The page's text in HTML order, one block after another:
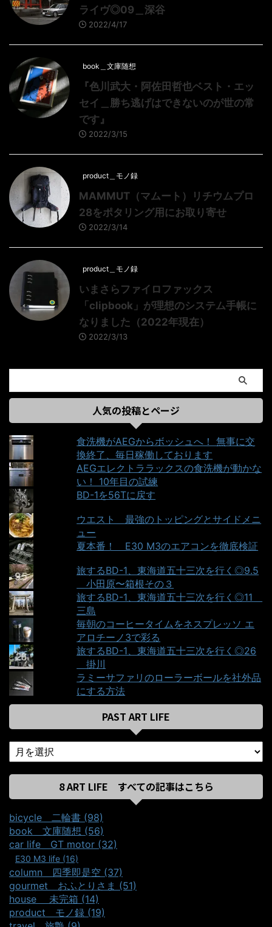
ライヴ◎09＿深谷
2022/4/17
book＿文庫随想
『色川武大・阿佐田哲也ベスト・エッ
セイ＿勝ち逃げはできないのが世の常
です』
2022/3/15
product＿モノ録
MAMMUT（マムート）リチウムプロ
28をポタリング用にお取り寄せ
2022/3/14
product＿モノ録
いまさらファイロファックス
「clipbook」が理想のシステム手帳に
なりました（2022年現在）
2022/3/13
人気の投稿とページ
食洗機がAEGからボッシュへ！ 無事に交
換終了、毎日稼働しております
AEGエレクトララックスの食洗機が動かな
い！ 10年目の試練
BD-1を56Tに戻す
ウエスト＿最強のトッピングとサイドメニ
ュー
夏本番！ E30 M3のエアコンを徹底検証
旅するBD-1、東海道五十三次を行く◎9.5
＿小田原〜箱根その３
旅するBD-1、東海道五十三次を行く◎11＿
三島
毎朝のコーヒータイムをネスプレッソ エ
アロチーノ3で彩る
旅するBD-1、東海道五十三次を行く◎26
＿掛川
ラミーサファリのローラーボールを社外品
にする方法
PAST ART LIFE
8 ART LIFE すべての記事はこちら
bicycle＿二輪書 (98)
book＿文庫随想 (56)
car life＿GT motor (32)
E30 M3 life (16)
column＿四季即是空 (37)
gourmet＿おふとりさま (51)
house ＿未完箱 (14)
product＿モノ録 (19)